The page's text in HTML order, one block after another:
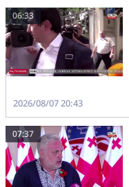
06:33
2026/08/07 20:43
07:37